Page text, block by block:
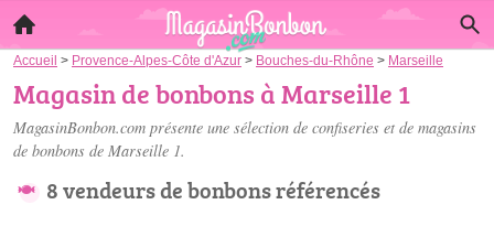
Accueil > Provence-Alpes-Côte d'Azur > Bouches-du-Rhône > Marseille
Magasin de bonbons à Marseille 1
MagasinBonbon.com présente une sélection de confiseries et de magasins
de bonbons de Marseille 1.
8 vendeurs de bonbons référencés